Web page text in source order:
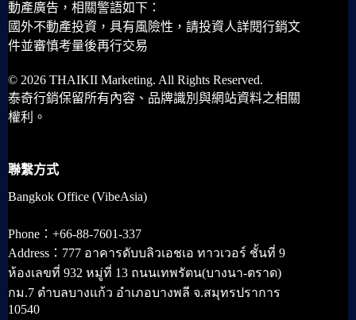
動產廣告，相關警語如下：
國外不動產投資，具有風險性，請投資人詳閱行銷文
件並審慎考量後再行交易
© 2026 THAIKII Marketing. All Rights Reserved.
泰奇行銷保留所有內容、品牌識別與網站資料之相關
權利。
聯繫方式
Bangkok Office (VibeAsia)
Phone：+66-88-7601-337
Address：777 อาคารดับบลิวเอชเอ ทาวเวอร์ ชั้นที่ 9
ห้องเลขที่ 932 หมู่ที่ 13 ถนนเทพรัตน(บางนา-ตราด)
กม.7 ตำบลบางแก้ว อำเภอบางพลี จ.สมุทรปราการ
10540